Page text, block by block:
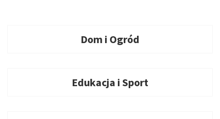
Dom i Ogród
Edukacja i Sport